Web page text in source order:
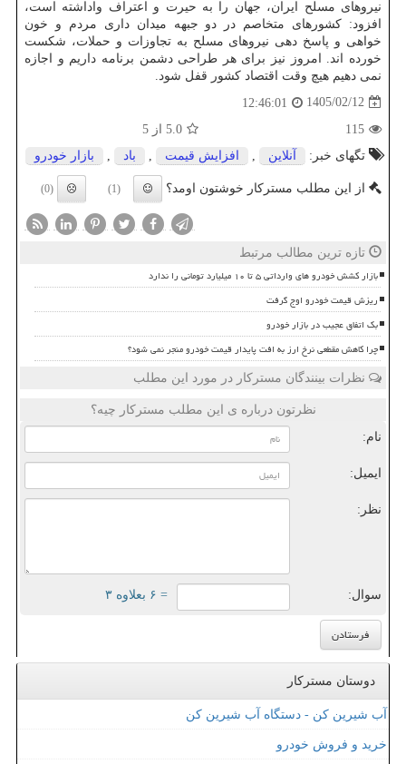
نیروهای مسلح ایران، جهان را به حیرت و اعتراف واداشته است،
افزود: کشورهای متخاصم در دو جبهه میدان داری مردم و خون
خواهی و پاسخ دهی نیروهای مسلح به تجاوزات و حملات، شکست
خورده اند. امروز نیز برای هر طراحی دشمن برنامه داریم و اجازه
نمی دهیم هیچ وقت اقتصاد کشور قفل شود.
1405/02/12
12:46:01
115
5.0 از 5
تگهای خبر:
آنلاین افزایش قیمت باد بازار خودرو
از این مطلب مسترکار خوشتون اومد؟ (1)
(0)
تازه ترین مطالب مرتبط
بازار کشش خودرو های وارداتی ۵ تا ۱۰ میلیارد تومانی را ندارد
ریزش قیمت خودرو اوج گرفت
بک اتفاق عجیب در بازار خودرو
چرا کاهش مقطعی نرخ ارز به افت پایدار قیمت خودرو منجر نمی شود؟
نظرات بینندگان مسترکار در مورد این مطلب
نظرتون درباره ی این مطلب مسترکار چیه؟
نام:
ایمیل:
نظر:
سوال: = ۶ بعلاوه ۳
دوستان مسترکار
آب شیرین کن - دستگاه آب شیرین کن
خرید و فروش خودرو